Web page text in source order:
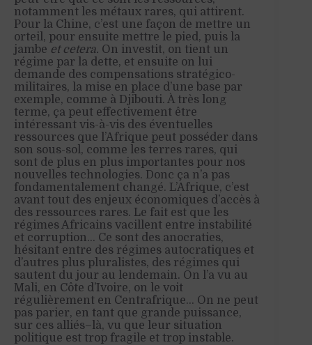
notamment les métaux rares, qui attirent.
Pour la Chine, c’est une façon de mettre un
orteil, pour ensuite mettre le pied, puis la
jambe et cetera. On investit, on tient un
régime par la dette, et ensuite on lui
demande des compensations stratégico-
militaires, la mise en place d’une base par
exemple, comme à Djibouti. À très long
terme, ça peut effectivement être
intéressant vis-à-vis des éventuelles
ressources que l’Afrique peut posséder dans
son sous-sol, comme les terres rares, qui
sont de plus en plus importantes pour nos
nouvelles technologies. Donc ça n’a pas
fondamentalement changé. L’Afrique, c’est
avant tout des enjeux économiques d’accès à
des ressources rares. Le fait est que les
régimes Africains vacillent entre instabilité
et corruption… Ce sont des anocraties,
hésitant entre des régimes autocratiques et
d’autres plus pluralistes, des régimes qui
sautent du jour au lendemain. On l’a vu au
Mali, en Côte d’Ivoire, on le voit
régulièrement en Centrafrique… On ne peut
pas parier, en tant que grande puissance,
sur ces alliés–là, vu que leur situation
politique est trop fragile et trop instable.